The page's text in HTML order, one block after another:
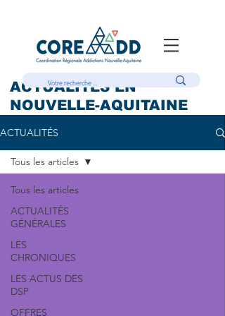
ACTUALITÉS EN
NOUVELLE-AQUITAINE
ACTUALITÉS
Tous les articles
ACTUALITÉS
GÉNÉRALES
LES
CHRONIQUES
LES ACTUS DES
DSP
OFFRES
Tous les articles